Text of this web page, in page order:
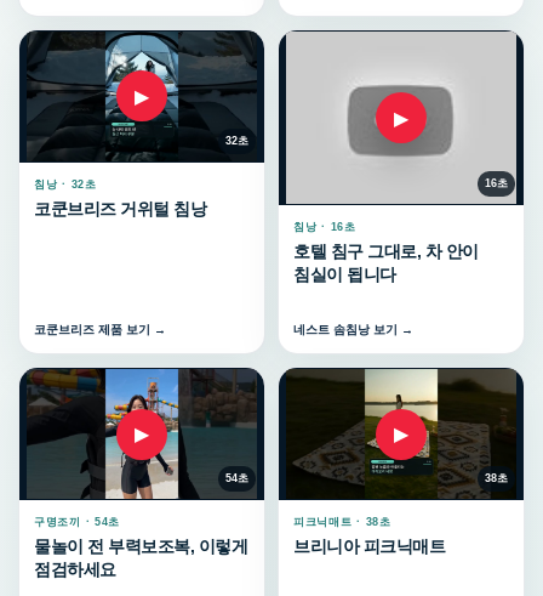
▶
32초
침낭 · 32초
코쿤브리즈 거위털 침낭
코쿤브리즈 제품 보기 →
▶
16초
침낭 · 16초
호텔 침구 그대로, 차 안이
침실이 됩니다
네스트 솜침낭 보기 →
▶
54초
구명조끼 · 54초
물놀이 전 부력보조복, 이렇게
점검하세요
▶
38초
피크닉매트 · 38초
브리니아 피크닉매트